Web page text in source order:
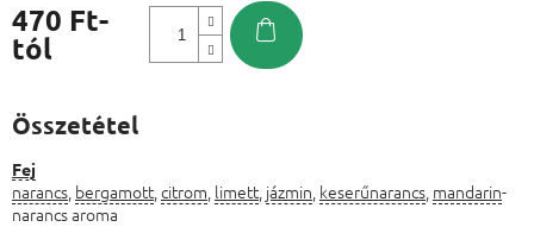
470 Ft-
tól
Összetétel
Fej
narancs bergamott citrom limett jázmin keserűnarancs mandarin-
narancs aroma